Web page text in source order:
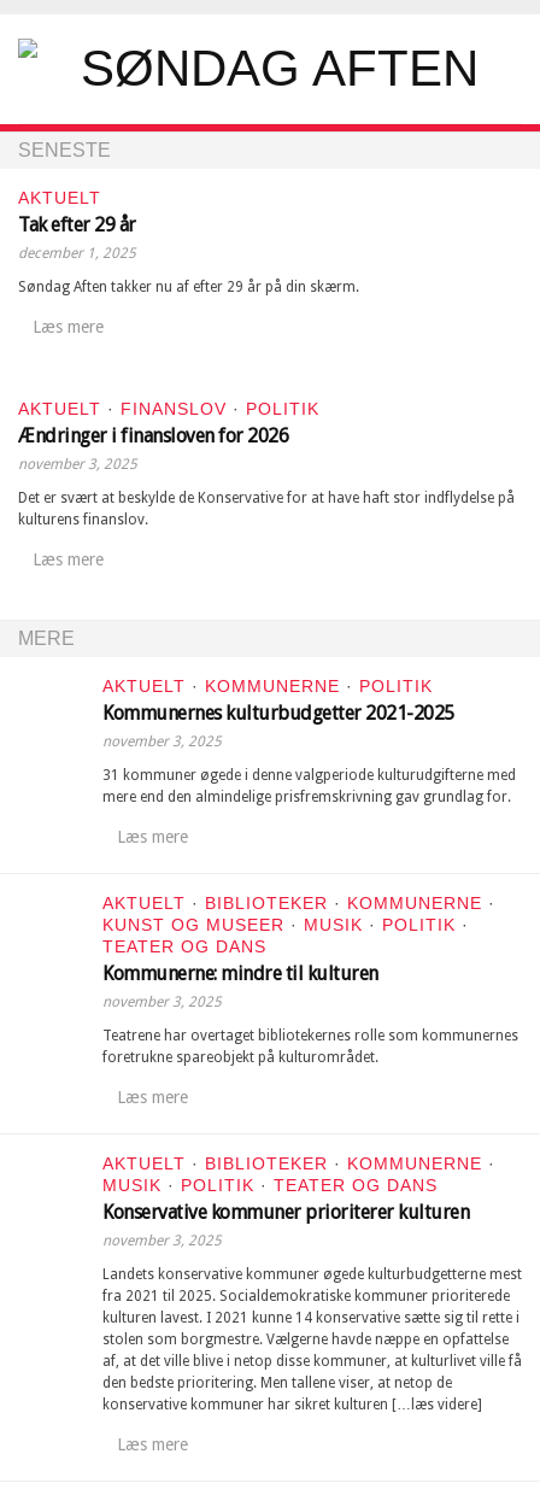
SENESTE
AKTUELT
Tak efter 29 år
december 1, 2025
Søndag Aften takker nu af efter 29 år på din skærm.
Læs mere
AKTUELT · FINANSLOV · POLITIK
Ændringer i finansloven for 2026
november 3, 2025
Det er svært at beskylde de Konservative for at have haft stor indflydelse på
kulturens finanslov.
Læs mere
MERE
AKTUELT · KOMMUNERNE · POLITIK
Kommunernes kulturbudgetter 2021-2025
november 3, 2025
31 kommuner øgede i denne valgperiode kulturudgifterne med
mere end den almindelige prisfremskrivning gav grundlag for.
Læs mere
AKTUELT · BIBLIOTEKER · KOMMUNERNE ·
KUNST OG MUSEER · MUSIK · POLITIK ·
TEATER OG DANS
Kommunerne: mindre til kulturen
november 3, 2025
Teatrene har overtaget bibliotekernes rolle som kommunernes
foretrukne spareobjekt på kulturområdet.
Læs mere
AKTUELT · BIBLIOTEKER · KOMMUNERNE ·
MUSIK · POLITIK · TEATER OG DANS
Konservative kommuner prioriterer kulturen
november 3, 2025
Landets konservative kommuner øgede kulturbudgetterne mest
fra 2021 til 2025. Socialdemokratiske kommuner prioriterede
kulturen lavest. I 2021 kunne 14 konservative sætte sig til rette i
stolen som borgmestre. Vælgerne havde næppe en opfattelse
af, at det ville blive i netop disse kommuner, at kulturlivet ville få
den bedste prioritering. Men tallene viser, at netop de
konservative kommuner har sikret kulturen […læs videre]
Læs mere